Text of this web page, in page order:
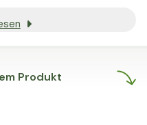
Produkt